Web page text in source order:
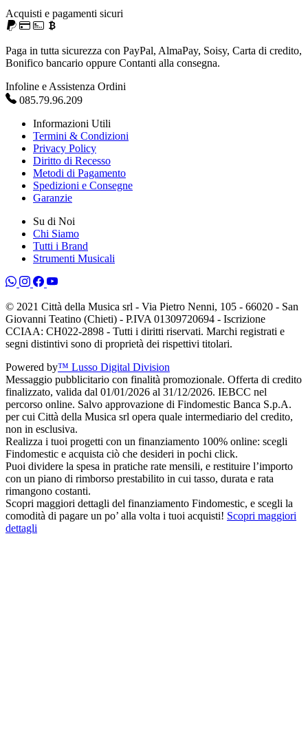
Acquisti e pagamenti sicuri
Paga in tutta sicurezza con PayPal, AlmaPay, Soisy, Carta di credito,
Bonifico bancario oppure Contanti alla consegna.
Infoline e Assistenza Ordini
085.79.96.209
Informazioni Utili
Termini & Condizioni
Privacy Policy
Diritto di Recesso
Metodi di Pagamento
Spedizioni e Consegne
Garanzie
Su di Noi
Chi Siamo
Tutti i Brand
Strumenti Musicali
© 2021 Città della Musica srl - Via Pietro Nenni, 105 - 66020 - San
Giovanni Teatino (Chieti) - P.IVA 01309720694 - Iscrizione
CCIAA: CH022-2898 - Tutti i diritti riservati. Marchi registrati e
segni distintivi sono di proprietà dei rispettivi titolari.
Powered by™ Lusso Digital Division
Messaggio pubblicitario con finalità promozionale. Offerta di credito
finalizzato, valida dal 01/01/2026 al 31/12/2026. IEBCC nel
percorso online. Salvo approvazione di Findomestic Banca S.p.A.
per cui Città della Musica srl opera quale intermediario del credito,
non in esclusiva.
Realizza i tuoi progetti con un finanziamento 100% online: scegli
Findomestic e acquista ciò che desideri in pochi click.
Puoi dividere la spesa in pratiche rate mensili, e restituire l’importo
con un piano di rimborso prestabilito in cui tasso, durata e rata
rimangono costanti.
Scopri maggiori dettagli del finanziamento Findomestic, e scegli la
comodità di pagare un po’ alla volta i tuoi acquisti! Scopri maggiori
dettagli